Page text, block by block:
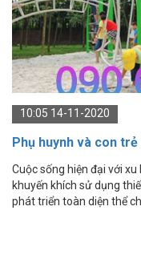
10:05 14-11-2020
Phụ huynh và con
trời
Cuộc sống hiện đại với
khuyến khích sử dụng
phát triển toàn diện thể